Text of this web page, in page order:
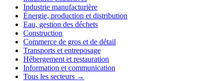
Industrie manufacturière
Énergie, production et distribution
Eau, gestion des déchets
Construction
Commerce de gros et de détail
Transports et entreposage
Hébergement et restauration
Information et communication
Tous les secteurs →